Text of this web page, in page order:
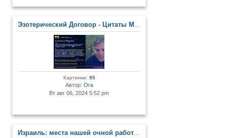
Эзотерический Договор - Цитаты Мастеров и Развитых Личностей
Картинки: 95
Автор: Ora
Вт авг 06, 2024 5:52 pm
Израиль: места нашей очной работы в Центре. Сакральные места Земли Обетованной